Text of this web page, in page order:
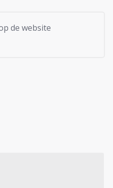
de website